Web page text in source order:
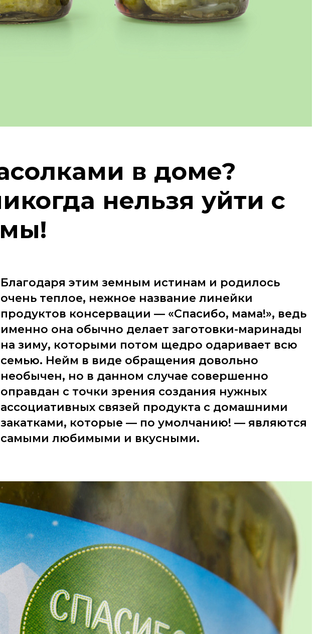
в доме?
нельзя уйти с
Благодаря этим земным истинам и родилось
очень теплое, нежное название линейки
продуктов консервации — «Спасибо, мама!», ведь
именно она обычно делает заготовки-маринады
на зиму, которыми потом щедро одаривает всю
семью. Нейм в виде обращения довольно
необычен, но в данном случае совершенно
оправдан с точки зрения создания нужных
ассоциативных связей продукта с домашними
закатками, которые — по умолчанию! — являются
самыми любимыми и вкусными.